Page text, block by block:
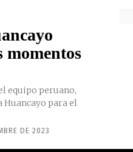
momentos
equipo peruano,
Huancayo para el
DE 2023